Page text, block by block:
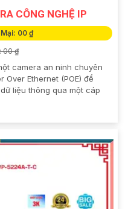
CÔNG NGHỆ IP
00 ₫
00 ₫
camera an ninh chuyên
Ethernet (POE) để
liệu thông qua một cáp